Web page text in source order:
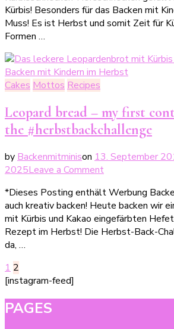
Kürbis! Besonders für das Backen mit
Muss! Es ist Herbst und somit Zeit für
Formen …
Cakes Mottos Recipes
Leopard bread – my first
the #herbstbackchallenge
by Backenmitminison 13. September
2025Leave a Commenton
–
mein
1.
Beitrag
*Dieses Posting enthält Werbung
auch kreativ backen! Heute backen wir
mit Kürbis und Kakao eingefärbten
Rezept im Herbst! Die Herbst-Back-
da, …
Posts
pagination
Page
1 Page
2
[instagram-feed]
PAGES